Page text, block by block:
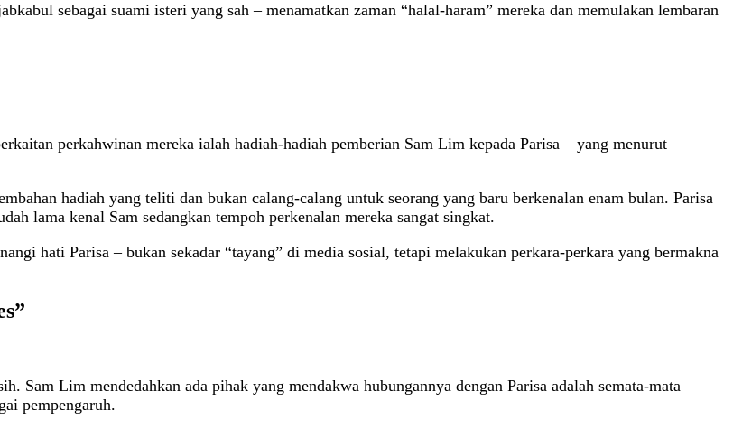
sebagai suami isteri yang sah – menamatkan zaman “halal-haram” mereka dan memulakan lembaran
perkahwinan mereka ialah hadiah-hadiah pemberian Sam Lim kepada Parisa – yang menurut
hadiah yang teliti dan bukan calang-calang untuk seorang yang baru berkenalan enam bulan. Parisa
lama kenal Sam sedangkan tempoh perkenalan mereka sangat singkat.
hati Parisa – bukan sekadar “tayang” di media sosial, tetapi melakukan perkara-perkara yang bermakna
Sam Lim mendedahkan ada pihak yang mendakwa hubungannya dengan Parisa adalah semata-mata
pempengaruh.